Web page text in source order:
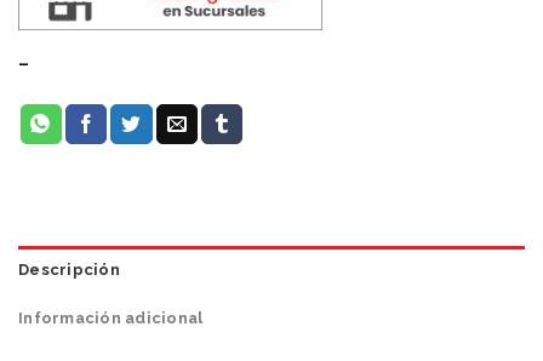
-
Descripción
Información adicional